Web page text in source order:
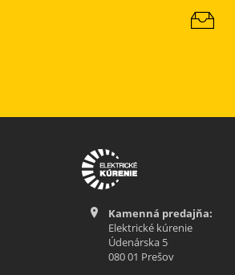
Kamenná predajňa:
Elektrické kúrenie
Údenárska 5
080 01 Prešov